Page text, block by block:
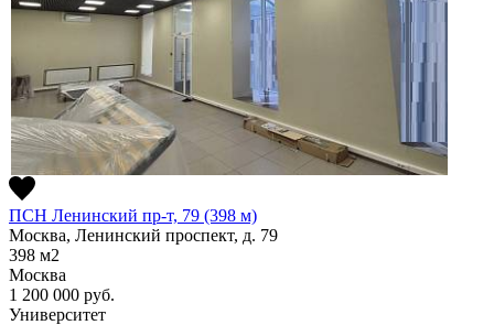
ПСН Ленинский пр-т, 79 (398 м)
Москва, Ленинский проспект, д. 79
398 м2
Москва
1 200 000 руб.
Университет